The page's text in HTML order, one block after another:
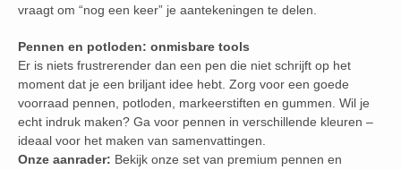
vraagt om “nog een keer” je aantekeningen te delen.
Pennen en potloden: onmisbare tools
Er is niets frustrerender dan een pen die niet schrijft op het
moment dat je een briljant idee hebt. Zorg voor een goede
voorraad pennen, potloden, markeerstiften en gummen. Wil je
echt indruk maken? Ga voor pennen in verschillende kleuren –
ideaal voor het maken van samenvattingen.
Onze aanrader: Bekijk onze set van premium pennen en